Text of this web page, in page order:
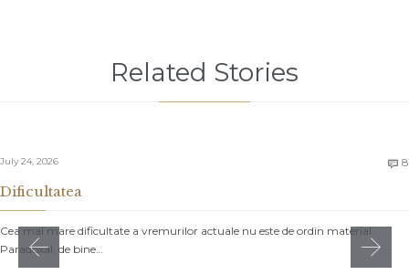
Related Stories
July 24, 2026  8
Dificultatea
Cea mai mare dificultate a vremurilor actuale nu este de ordin material.
Paradoxal, de bine…